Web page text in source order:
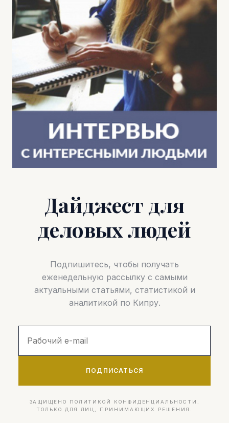
Дайджест для
деловых людей
Подпишитесь, чтобы получать
еженедельную рассылку с самыми
актуальными статьями, статистикой и
аналитикой по Кипру.
ПОДПИСАТЬСЯ
ЗАЩИЩЕНО ПОЛИТИКОЙ КОНФИДЕНЦИАЛЬНОСТИ.
ТОЛЬКО ДЛЯ ЛИЦ, ПРИНИМАЮЩИХ РЕШЕНИЯ.